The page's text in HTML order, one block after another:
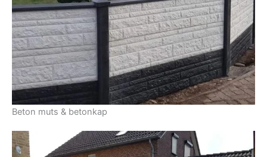
Beton muts & betonkap